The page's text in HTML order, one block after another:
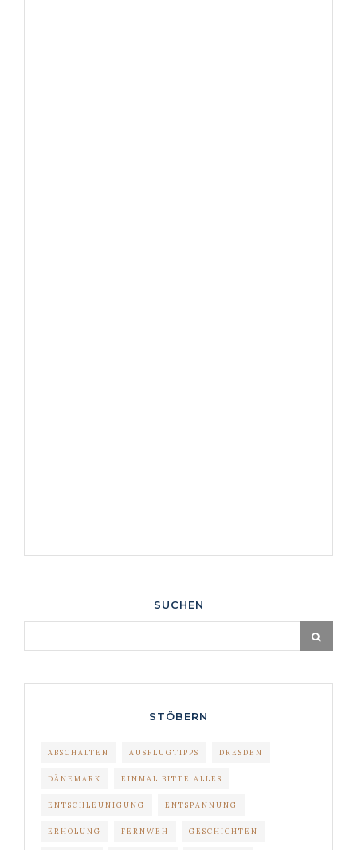
SUCHEN
STÖBERN
ABSCHALTEN AUSFLUGTIPPS DRESDEN
DÄNEMARK EINMAL BITTE ALLES
ENTSCHLEUNIGUNG ENTSPANNUNG
ERHOLUNG FERNWEH GESCHICHTEN